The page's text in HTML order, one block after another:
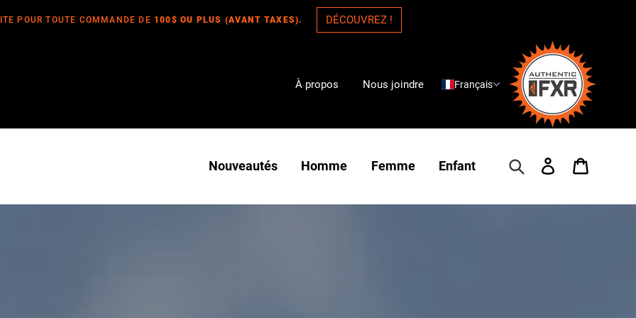
POUR TOUTE COMMANDE DE 100$ OU PLUS (AVANT TAXES). DÉCOUVREZ !
À propos Nous joindre Français
Nouveautés Homme Femme Enfant RechercherSe connecter